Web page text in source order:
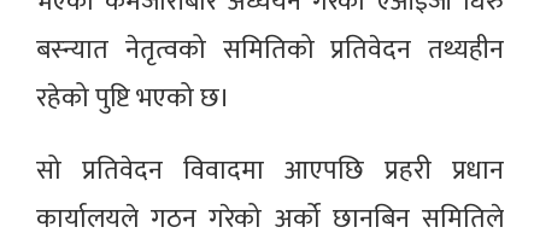
बस्न्यात नेतृत्वको समितिको प्रतिवेदन तथ्यहीन
रहेको पुष्टि भएको छ।
सो प्रतिवेदन विवादमा आएपछि प्रहरी प्रधान
कार्यालयले गठन गरेको अर्को छानबिन समितिले